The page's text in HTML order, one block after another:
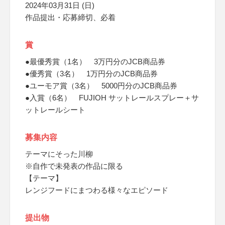
2024年03月31日 (日)
作品提出・応募締切、必着
賞
●最優秀賞（1名） 3万円分のJCB商品券
●優秀賞（3名） 1万円分のJCB商品券
●ユーモア賞（3名） 5000円分のJCB商品券
●入賞（6名） FUJIOH サットレールスプレー＋サ
ットレールシート
募集内容
テーマにそった川柳
※自作で未発表の作品に限る
【テーマ】
レンジフードにまつわる様々なエピソード
提出物